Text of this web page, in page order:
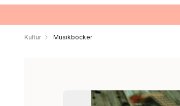
Kultur Musikböcker